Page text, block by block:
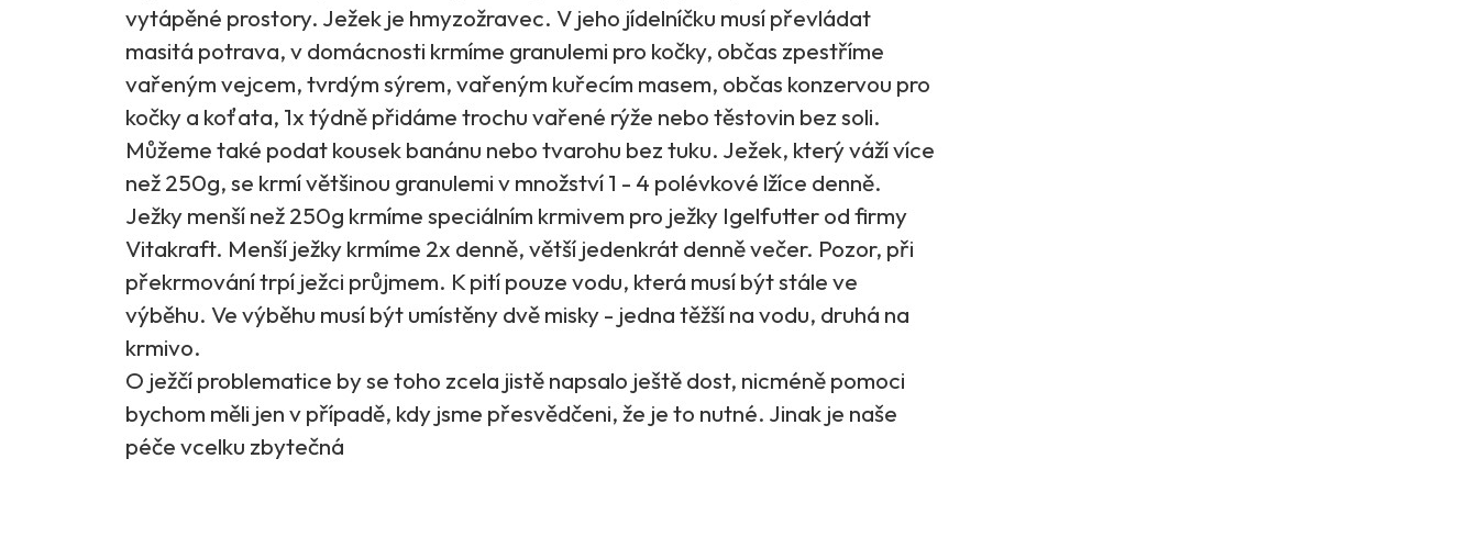
vytápěné prostory. Ježek je hmyzožravec. V jeho jídelníčku musí převládat
masitá potrava, v domácnosti krmíme granulemi pro kočky, občas zpestříme
vařeným vejcem, tvrdým sýrem, vařeným kuřecím masem, občas konzervou pro
kočky a koťata, 1x týdně přidáme trochu vařené rýže nebo těstovin bez soli.
Můžeme také podat kousek banánu nebo tvarohu bez tuku. Ježek, který váží více
než 250g, se krmí většinou granulemi v množství 1 - 4 polévkové lžíce denně.
Ježky menší než 250g krmíme speciálním krmivem pro ježky Igelfutter od firmy
Vitakraft. Menší ježky krmíme 2x denně, větší jedenkrát denně večer. Pozor, při
překrmování trpí ježci průjmem. K pití pouze vodu, která musí být stále ve
výběhu. Ve výběhu musí být umístěny dvě misky - jedna těžší na vodu, druhá na
krmivo.
O ježčí problematice by se toho zcela jistě napsalo ještě dost, nicméně pomoci
bychom měli jen v případě, kdy jsme přesvědčeni, že je to nutné. Jinak je naše
péče vcelku zbytečná